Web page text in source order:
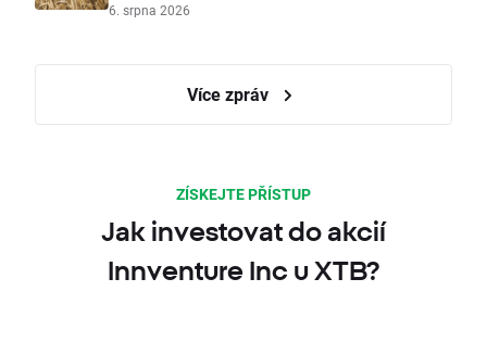
6. srpna 2026
Více zpráv
ZÍSKEJTE PŘÍSTUP
Jak investovat do akcií
Innventure Inc u XTB?